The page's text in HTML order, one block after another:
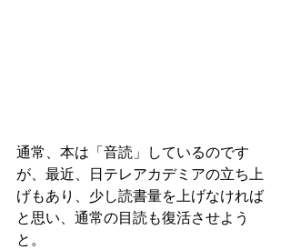
通常、本は「音読」しているのです
が、最近、日テレアカデミアの立ち上
げもあり、少し読書量を上げなければ
と思い、通常の目読も復活させよう
と。